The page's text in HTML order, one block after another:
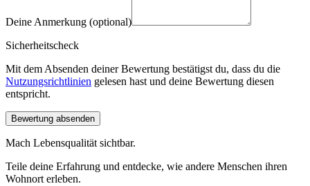
Deine Anmerkung (optional)
Sicherheitscheck
Mit dem Absenden deiner Bewertung bestätigst du, dass du die
Nutzungsrichtlinien gelesen hast und deine Bewertung diesen
entspricht.
Bewertung absenden
Mach Lebensqualität sichtbar.
Teile deine Erfahrung und entdecke, wie andere Menschen ihren
Wohnort erleben.